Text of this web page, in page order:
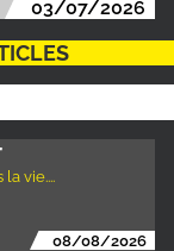
03/07/2026
vie....
08/08/2026